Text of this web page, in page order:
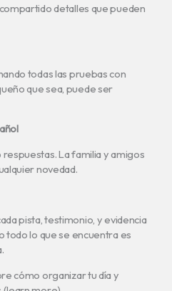
detalles que pueden
todas las pruebas con
que sea, puede ser
La familia y amigos
novedad.
pista, testimonio, y evidencia
todo lo que se encuentra es
cómo organizar tu día y